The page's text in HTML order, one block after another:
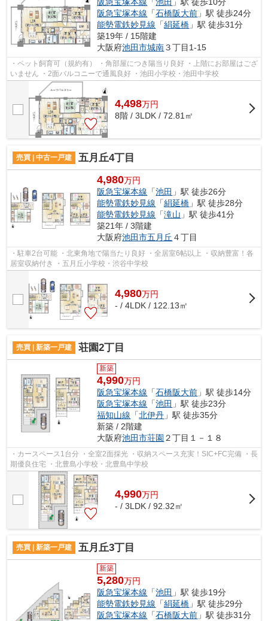
阪急宝塚本線 「石橋阪大前 」駅 徒歩24分
能勢電鉄妙見線 「絹延橋 」駅 徒歩31分
築19年 / 15階建
大阪府池田市城南３丁目1-15
・ペット飼育可（規約有） ・角部屋につき陽当り良好 ・上階にお部屋はござ
いません ・2面バルコニーで通風良好 ・池田小学校・池田中学校
4,498万円
8階 / 3LDK / 72.81㎡
売買 | 中古一戸建 五月丘4丁目
4,980万円
阪急宝塚本線 「池田 」駅 徒歩26分
能勢電鉄妙見線 「絹延橋 」駅 徒歩28分
能勢電鉄妙見線 「滝山 」駅 徒歩41分
築21年 / 3階建
大阪府池田市五月丘 ４丁目
・駐車2台可能 ・北東角地で陽当たり良好 ・全居室6帖以上 ・収納豊富！各
居室収納付き ・五月丘小学校・渋谷中学校
4,980万円
- / 4LDK / 122.13㎡
売買 | 新築一戸建 荘園2丁目
新築
4,990万円
阪急宝塚本線 「石橋阪大前 」駅 徒歩14分
阪急宝塚本線 「池田 」駅 徒歩23分
福知山線 「北伊丹 」駅 徒歩35分
新築 / 2階建
大阪府池田市荘園 ２丁目１－１８
・カースペース1台分 ・全室2面採光 ・収納スペース充実！SIC+FC完備 ・長
期優良住宅 ・北豊島小学校・北豊島中学校
4,990万円
- / 3LDK / 92.32㎡
売買 | 新築一戸建 五月丘3丁目
新築
5,280万円
阪急宝塚本線 「池田 」駅 徒歩19分
能勢電鉄妙見線 「絹延橋 」駅 徒歩29分
阪急宝塚本線 「石橋阪大前 」駅 徒歩31分